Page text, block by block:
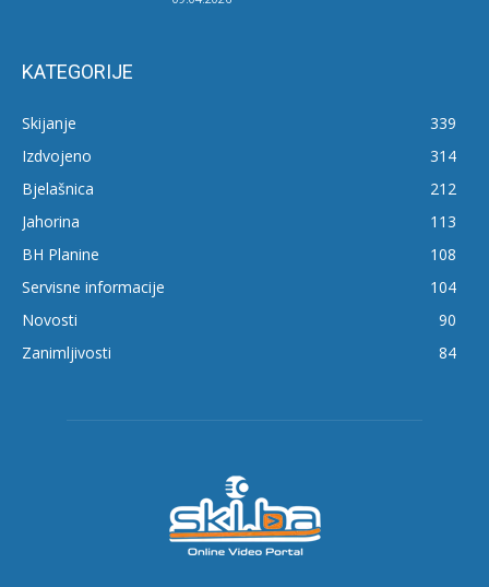
KATEGORIJE
Skijanje
339
Izdvojeno
314
Bjelašnica
212
Jahorina
113
BH Planine
108
Servisne informacije
104
Novosti
90
Zanimljivosti
84